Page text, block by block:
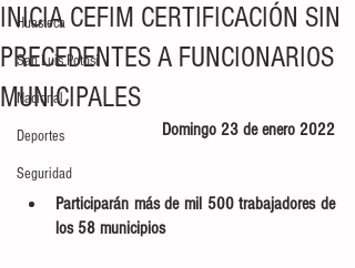
Huasteca
San Luis Potosí
Nacional
Deportes
Seguridad
INICIA CEFIM CERTIFICACIÓN SIN
PRECEDENTES A FUNCIONARIOS
MUNICIPALES
Domingo 23 de enero 2022
Participarán más de mil 500 trabajadores de
los 58 municipios